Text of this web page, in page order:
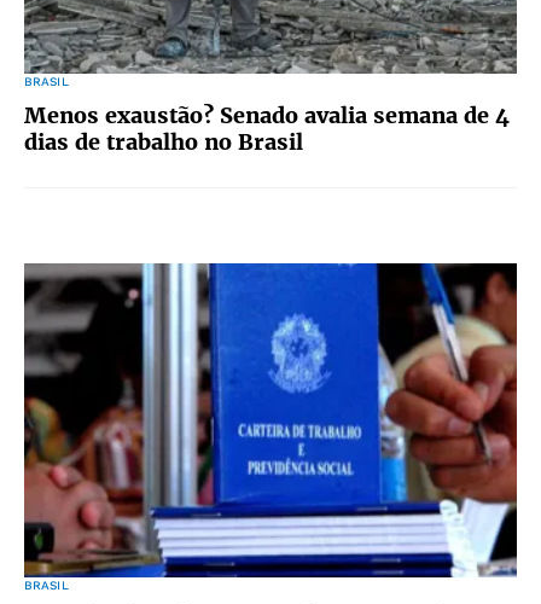
BRASIL
Menos exaustão? Senado avalia semana de 4
dias de trabalho no Brasil
BRASIL